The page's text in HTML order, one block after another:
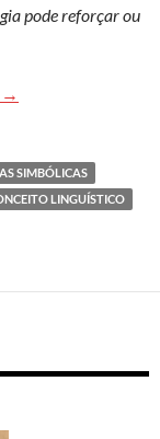
pode reforçar ou
Festa ou festejo?
→
SIMBÓLICAS
LINGUÍSTICO